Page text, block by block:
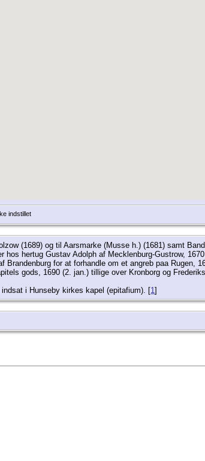
indstillet
(1689) og til Aarsmarke (Musse h.) (1681) samt
hertug Gustav Adolph af Mecklenburg-Gustrow,
for at forhandle om et angreb paa Rugen,
gods, 1690 (2. jan.) tillige over Kronborg og
i Hunseby kirkes kapel (epitafium). [1]